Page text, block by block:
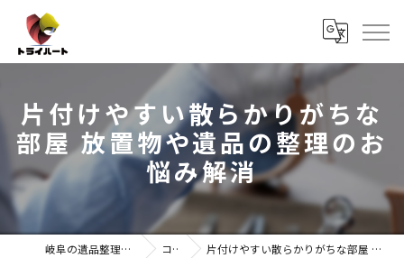
片付けやすい散らかりがちな
部屋 放置物や遺品の整理のお
悩み解消
岐阜の遺品整理ならトライハート コラム 片付けやすい散らかりがちな部屋 放置物や遺品の整理のお悩み解消